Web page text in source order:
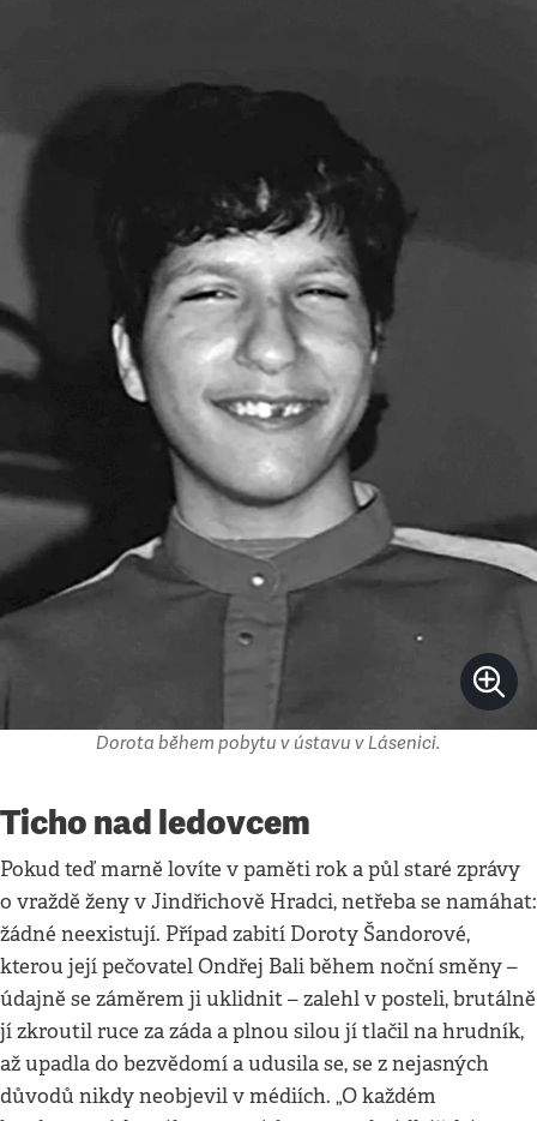
Dorota během pobytu v ústavu v Lásenici.
Ticho nad ledovcem
Pokud teď marně lovíte v paměti rok a půl staré zprávy
o vraždě ženy v Jindřichově Hradci, netřeba se namáhat:
žádné neexistují. Případ zabití Doroty Šandorové,
kterou její pečovatel Ondřej Bali během noční směny –
údajně se záměrem ji uklidnit – zalehl v posteli, brutálně
jí zkroutil ruce za záda a plnou silou jí tlačil na hrudník,
až upadla do bezvědomí a udusila se, se z nejasných
důvodů nikdy neobjevil v médiích. „O každém